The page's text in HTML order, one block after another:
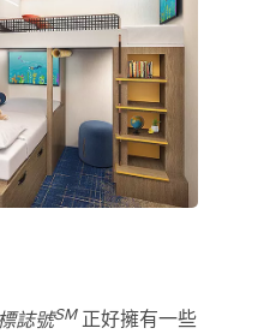
誌號SM正好擁有一些